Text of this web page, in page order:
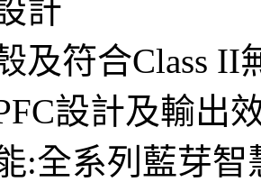
計
及符合Class II
設計及輸出
:全系列藍芽